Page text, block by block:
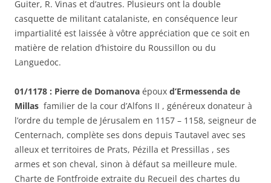
Guiter, R. Vinas et d’autres. Plusieurs ont la double
casquette de militant catalaniste, en conséquence leur
impartialité est laissée à vôtre appréciation que ce soit en
matière de relation d’histoire du Roussillon ou du
Languedoc.
01/1178 : Pierre de Domanova époux d’Ermessenda de
Millas familier de la cour d’Alfons II , généreux donateur à
l’ordre du temple de Jérusalem en 1157 – 1158, seigneur de
Centernach, complète ses dons depuis Tautavel avec ses
alleux et territoires de Prats, Pézilla et Pressillas , ses
armes et son cheval, sinon à défaut sa meilleure mule.
Charte de Fontfroide extraite du Recueil des chartes du